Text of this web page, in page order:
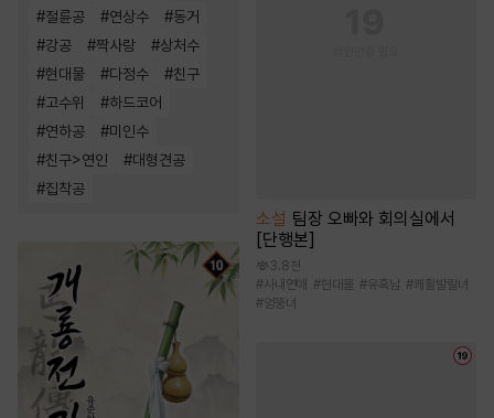
#절륜공 #연상수 #동거
#강공 #짝사랑 #상처수
#현대물 #다정수 #친구
#고수위 #하드코어
#연하공 #미인수
#친구>연인 #대형견공
#집착공
소설 팀장 오빠와 회의실에서
[단행본]
3.8천
#사내연애 #현대물 #유혹남 #쾌활발랄녀
#엉뚱녀